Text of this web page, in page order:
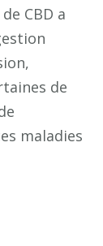
CBD a
de
maladies